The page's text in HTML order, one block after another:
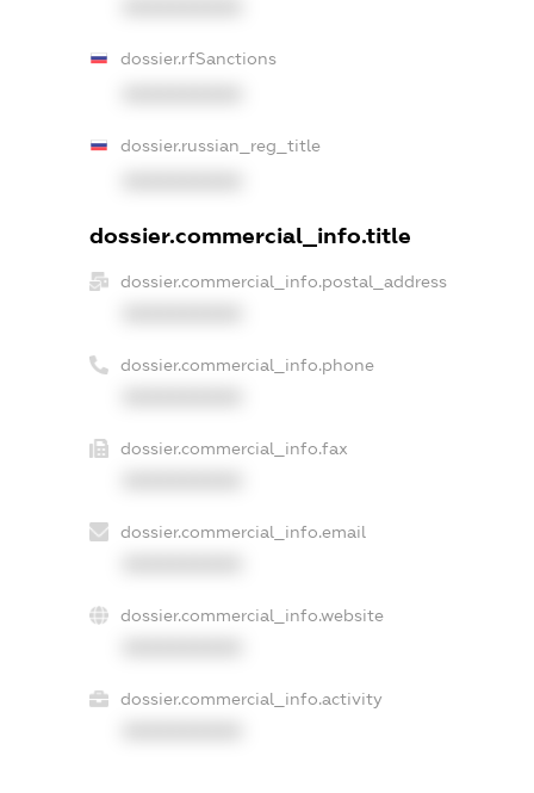
dossier.rfSanctions
dossier.russian_reg_title
dossier.commercial_info.title
dossier.commercial_info.postal_address
dossier.commercial_info.phone
dossier.commercial_info.fax
dossier.commercial_info.email
dossier.commercial_info.website
dossier.commercial_info.activity